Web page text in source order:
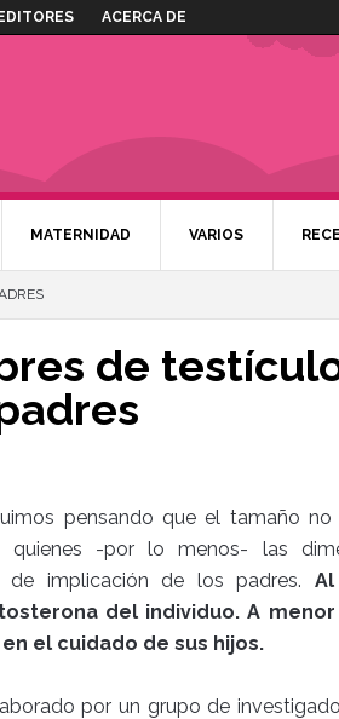
EDITORES ACERCA DE
MATERNIDAD VARIOS
de
pensando que el tamaño
quienes -por lo menos- las
de implicación de los padres.
del individuo. A
el cuidado de sus hijos.
por un grupo de